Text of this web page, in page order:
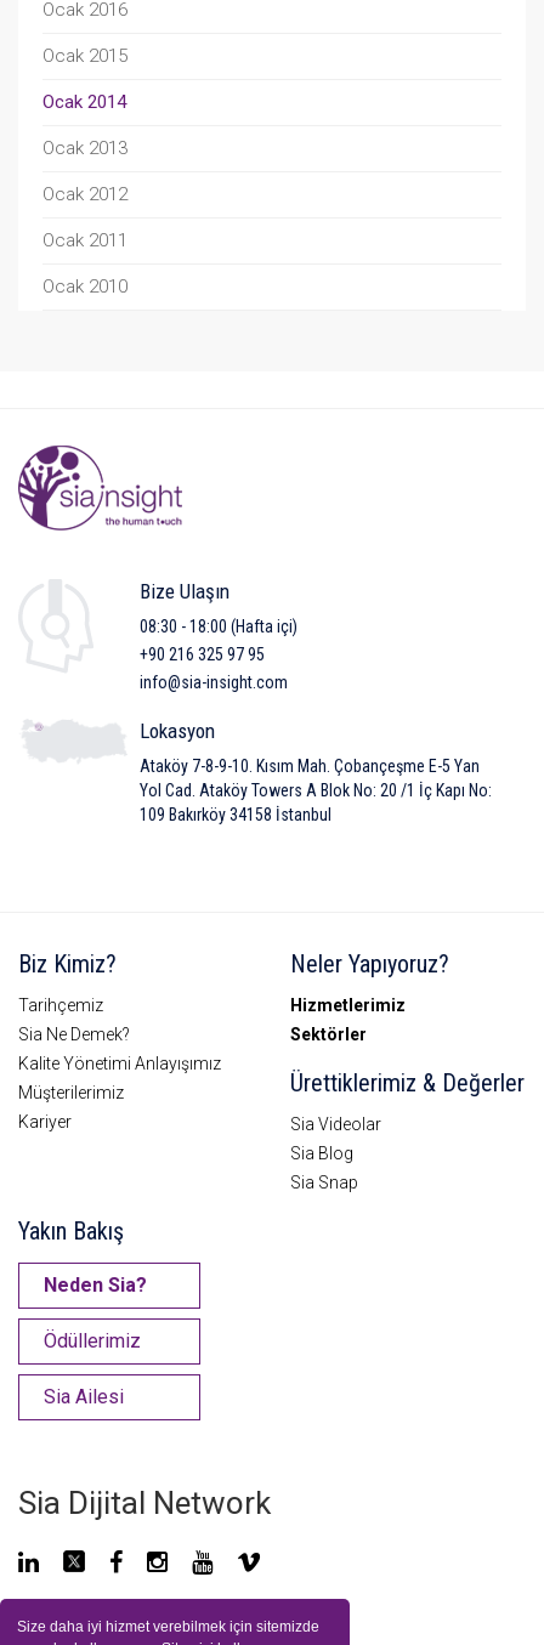
Size daha iyi hizmet verebilmek için sitemizde
Ocak 2016
Ocak 2015
Ocak 2014
Ocak 2013
Ocak 2012
Ocak 2011
Ocak 2010
Bize Ulaşın
08:30 - 18:00 (Hafta içi)
+90 216 325 97 95
info@sia-insight.com
Lokasyon
Ataköy 7-8-9-10. Kısım Mah. Çobançeşme E-5 Yan
Yol Cad. Ataköy Towers A Blok No: 20 /1 İç Kapı No:
109 Bakırköy 34158 İstanbul
Biz Kimiz?
Tarihçemiz
Sia Ne Demek?
Kalite Yönetimi Anlayışımız
Müşterilerimiz
Kariyer
Neler Yapıyoruz?
Hizmetlerimiz
Sektörler
Ürettiklerimiz & Değerler
Sia Videolar
Sia Blog
Sia Snap
Yakın Bakış
Neden Sia?
Ödüllerimiz
Sia Ailesi
Sia Dijital Network